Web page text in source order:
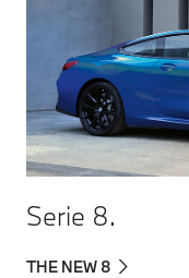
Serie 8.
THE NEW 8